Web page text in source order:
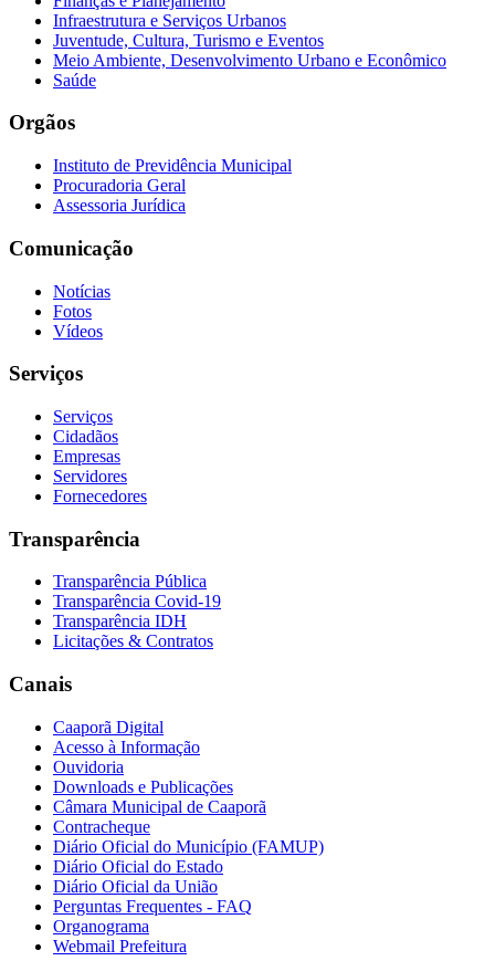
Infraestrutura e Serviços Urbanos
Juventude, Cultura, Turismo e Eventos
Meio Ambiente, Desenvolvimento Urbano e Econômico
Saúde
Orgãos
Instituto de Previdência Municipal
Procuradoria Geral
Assessoria Jurídica
Comunicação
Notícias
Fotos
Vídeos
Serviços
Serviços
Cidadãos
Empresas
Servidores
Fornecedores
Transparência
Transparência Pública
Transparência Covid-19
Transparência IDH
Licitações & Contratos
Canais
Caaporã Digital
Acesso à Informação
Ouvidoria
Downloads e Publicações
Câmara Municipal de Caaporã
Contracheque
Diário Oficial do Município (FAMUP)
Diário Oficial do Estado
Diário Oficial da União
Perguntas Frequentes - FAQ
Organograma
Webmail Prefeitura